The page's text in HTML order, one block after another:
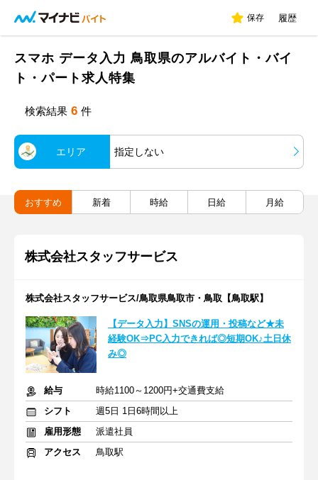
保存 履歴
スマホ データ入力 鳥取県のアルバイト・バイ
ト・パート求人特集
検索結果 6 件
エリア 指定しない
おすすめ 新着 時給 日給 月給
株式会社スタッフサービス
株式会社スタッフサービス/鳥取県鳥取市・鳥取【鳥取駅】
【データ入力】SNSの運用・投稿など★未
経験OK⇒PC入力できれば◎短期OK♪土日休
み◎
給与
時給1100～1200円+交通費支給
シフト
週5日 1日6時間以上
雇用形態
派遣社員
アクセス
鳥取駅